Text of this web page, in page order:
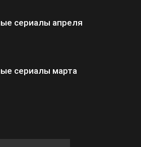
сериалы апреля
сериалы марта